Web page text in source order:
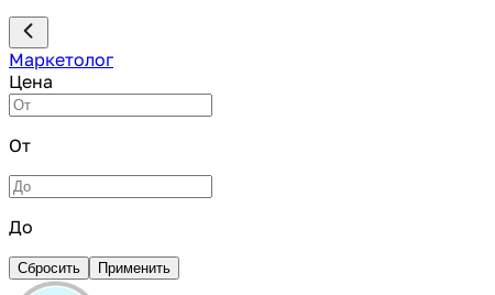
Маркетолог
Цена
От
До
Сбросить Применить